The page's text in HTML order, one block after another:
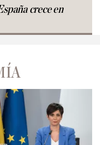
crece en